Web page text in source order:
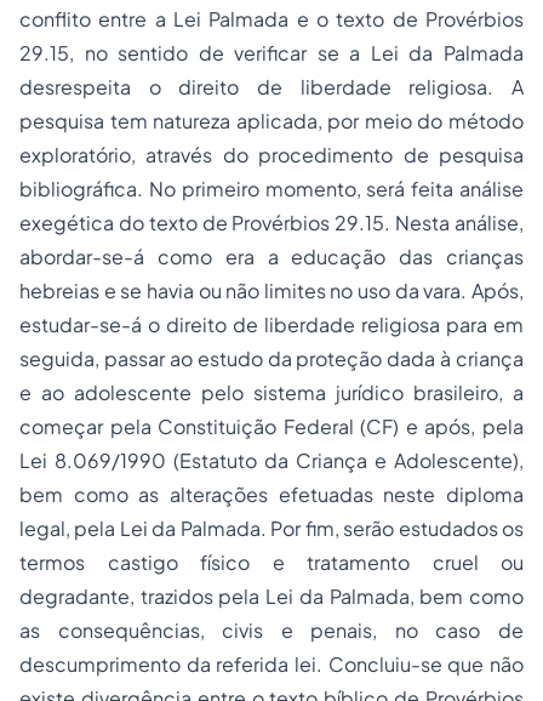
conflito entre a Lei Palmada e o texto de Provérbios
29.15, no sentido de verificar se a Lei da Palmada
desrespeita o direito de liberdade religiosa. A
pesquisa tem natureza aplicada, por meio do método
exploratório, através do procedimento de pesquisa
bibliográfica. No primeiro momento, será feita análise
exegética do texto de Provérbios 29.15. Nesta análise,
abordar-se-á como era a educação das crianças
hebreias e se havia ou não limites no uso da vara. Após,
estudar-se-á o direito de liberdade religiosa para em
seguida, passar ao estudo da proteção dada à criança
e ao adolescente pelo sistema jurídico brasileiro, a
começar pela Constituição Federal (CF) e após, pela
Lei 8.069/1990 (Estatuto da Criança e Adolescente),
bem como as alterações efetuadas neste diploma
legal, pela Lei da Palmada. Por fim, serão estudados os
termos castigo físico e tratamento cruel ou
degradante, trazidos pela Lei da Palmada, bem como
as consequências, civis e penais, no caso de
descumprimento da referida lei. Concluiu-se que não